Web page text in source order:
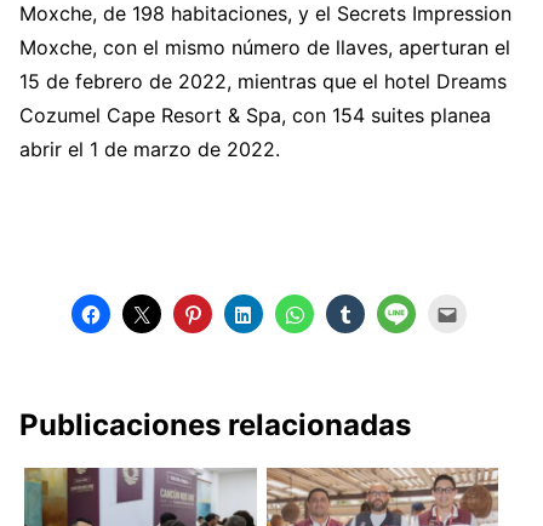
Moxche, de 198 habitaciones, y el Secrets Impression
Moxche, con el mismo número de llaves, aperturan el
15 de febrero de 2022, mientras que el hotel Dreams
Cozumel Cape Resort & Spa, con 154 suites planea
abrir el 1 de marzo de 2022.
Publicaciones relacionadas